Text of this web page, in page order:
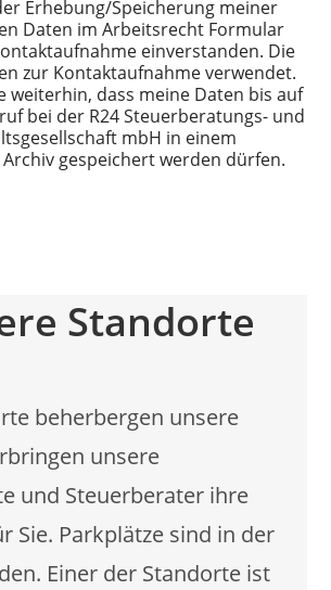
Erhebung/Speicherung meiner
Daten im Arbeitsrecht Formular
einverstanden. Die
zur Kontaktaufnahme verwendet.
weiterhin, dass meine Daten bis auf
bei der R24 Steuerberatungs- und
mbH in einem
gespeichert werden dürfen.
Standorte
beherbergen unsere
unsere
und Steuerberater ihre
Sie. Parkplätze sind in der
Einer der Standorte ist